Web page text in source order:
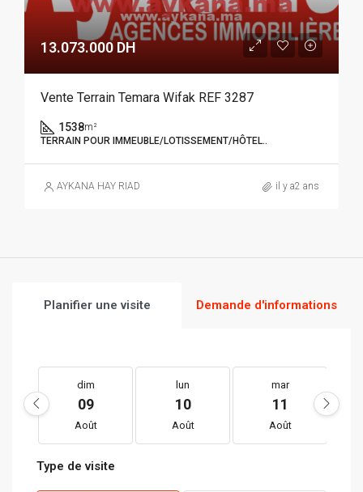
13.073.000 DH
Vente Terrain Temara Wifak REF 3287
1538m²
TERRAIN POUR IMMEUBLE/LOTISSEMENT/HÔTEL..
AYKANA HAY RIAD il y a2 ans
Planifier une visite Demande d'informations
dim
09
Août
lun
10
Août
mar
11
Août
Type de visite